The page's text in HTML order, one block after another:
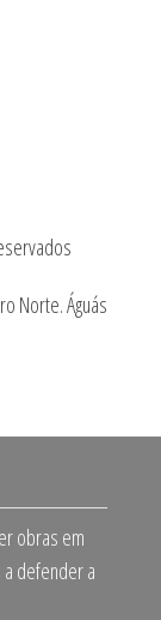
Norte. Águás
obras em
defender a